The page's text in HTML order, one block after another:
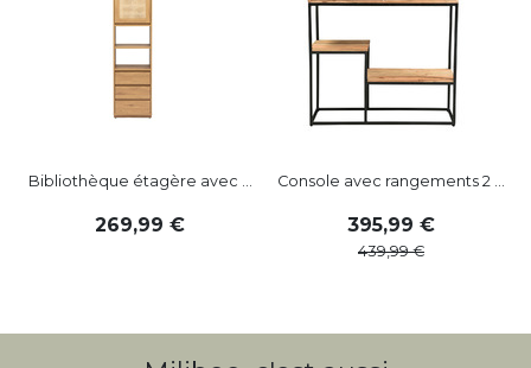
Bibliothèque étagère avec ...
269,99
Console avec rangements 2 ...
395,99
439,99